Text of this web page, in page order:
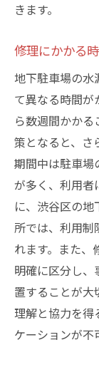
きます。
修理にかかる
地下駐車場の水
て異なる時間が
ら数週間かか
策となると、さ
期間中は駐車場
が多く、利用者
に、渋谷区の
所では、利用制
れます。また、
明確に区分し
置することが大
理解と協力を得
ケーションが不